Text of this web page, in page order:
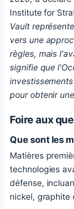
Institute for
Vault
vers une
règles, mais
signifie que
pour obtenir
Foire aux
Que sont les
Matières
technologies
défense,
nickel, graphite